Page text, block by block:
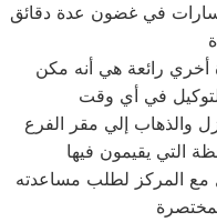
في غضون عدة دقائق
رائعة هي أنه مكن
في أي وقت
والذهاب إلي مقر الفرع
مع المركز لطلب مساعدته